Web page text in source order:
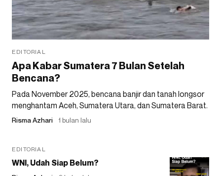
EDITORIAL
Apa Kabar Sumatera 7 Bulan Setelah
Bencana?
Pada November 2025, bencana banjir dan tanah longsor
menghantam Aceh, Sumatera Utara, dan Sumatera Barat.
Risma Azhari 1 bulan lalu
EDITORIAL
WNI, Udah Siap Belum?